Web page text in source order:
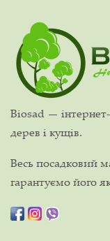
Biosad —
дерев і кущів.
Весь посадковий
гарантуємо його